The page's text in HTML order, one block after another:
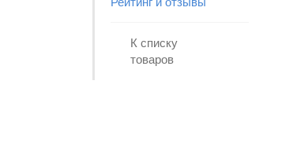
К списку
товаров